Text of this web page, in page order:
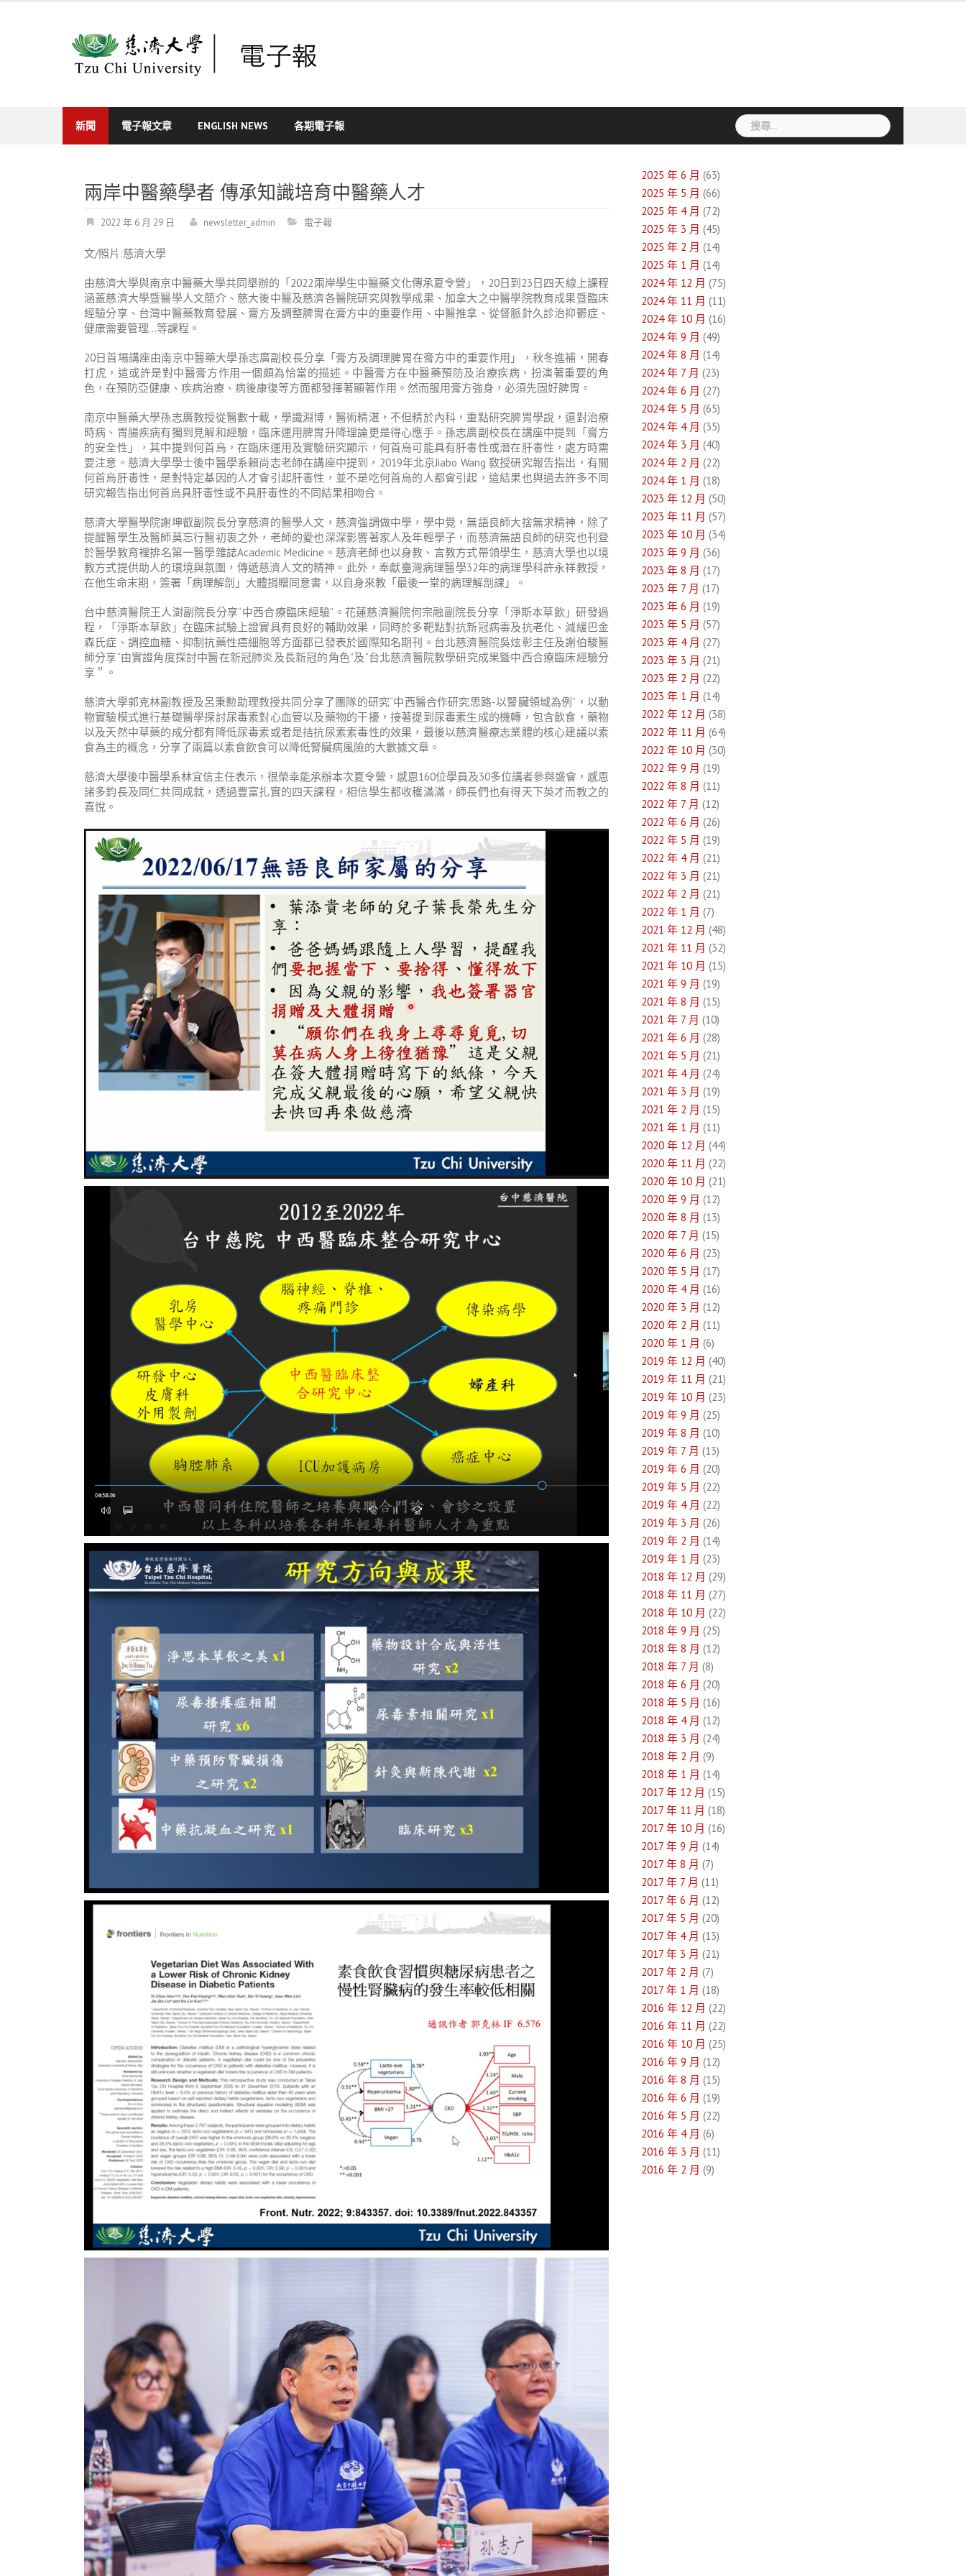
新聞 電子報文章 ENGLISH NEWS 各期電子報
搜
尋
兩岸中醫藥學者 傳承知識培育中醫藥人才
2022 年 6 月 29 日 newsletter_admin 電子報
文/照片:慈濟大學
由慈濟大學與南京中醫藥大學共同舉辦的「2022兩岸學生中醫藥文化傳承夏令營」，20日到23日四天線上課程
涵蓋慈濟大學暨醫學人文簡介、慈大後中醫及慈濟各醫院研究與教學成果、加拿大之中醫學院教育成果暨臨床
經驗分享、台灣中醫藥教育發展、膏方及調整脾胃在膏方中的重要作用、中醫推拿、從督脈針久診治抑鬱症、
健康需要管理…等課程。
20日首場講座由南京中醫藥大學孫志廣副校長分享「膏方及調理脾胃在膏方中的重要作用」，秋冬進補，開春
打虎，這或許是對中醫膏方作用一個頗為恰當的描述。中醫膏方在中醫藥預防及治療疾病，扮演著重要的角
色，在預防亞健康、疾病治療、病後康復等方面都發揮著顯著作用。然而服用膏方強身，必須先固好脾胃。
南京中醫藥大學孫志廣教授從醫數十載，學識淵博，醫術精湛，不但精於內科，重點研究脾胃學說，還對治療
時病、胃腸疾病有獨到見解和經驗，臨床運用脾胃升降理論更是得心應手。孫志廣副校長在講座中提到「膏方
的安全性」，其中提到何首烏，在臨床運用及實驗研究顯示，何首烏可能具有肝毒性或潛在肝毒性，處方時需
要注意。慈濟大學學士後中醫學系賴尚志老師在講座中提到，2019年北京Jiabo Wang 敎授研究報告指出，有關
何首烏肝毒性，是對特定基因的人才會引起肝毒性，並不是吃何首烏的人都會引起，這結果也與過去許多不同
研究報告指出何首烏具肝毒性或不具肝毒性的不同結果相吻合。
慈濟大學醫學院謝坤叡副院長分享慈濟的醫學人文，慈濟強調做中學，學中覺，無語良師大捨無求精神，除了
提醒醫學生及醫師莫忘行醫初衷之外，老師的愛也深深影響著家人及年輕學子，而慈濟無語良師的研究也刊登
於醫學教育裡排名第一醫學雜誌Academic Medicine。慈濟老師也以身教、言教方式帶領學生，慈濟大學也以境
教方式提供助人的環境與氛圍，傳遞慈濟人文的精神。此外，奉獻臺灣病理醫學32年的病理學科許永祥教授，
在他生命末期，簽署「病理解剖」大體捐贈同意書，以自身來教「最後一堂的病理解剖課」。
台中慈濟醫院王人澍副院長分享“中西合療臨床經驗”。花蓮慈濟醫院何宗融副院長分享「淨斯本草飲」研發過
程，「淨斯本草飲」在臨床試驗上證實具有良好的輔助效果，同時於多靶點對抗新冠病毒及抗老化、減緩巴金
森氏症、調控血糖、抑制抗藥性癌細胞等方面都已發表於國際知名期刊。台北慈濟醫院吳炫彰主任及謝伯駿醫
師分享“由實證角度探討中醫在新冠肺炎及長新冠的角色”及“台北慈濟醫院教學研究成果曁中西合療臨床經驗分
享＂。
慈濟大學郭克林副教授及呂秉勲助理教授共同分享了團隊的研究“中西醫合作研究思路-以腎臟領域為例”，以動
物實驗模式進行基礎醫學探討尿毒素對心血管以及藥物的干擾，接著提到尿毒素生成的機轉，包含飲食，藥物
以及天然中草藥的成分都有降低尿毒素或者是拮抗尿素素毒性的效果，最後以慈濟醫療志業體的核心建議以素
食為主的概念，分享了兩篇以素食飲食可以降低腎臟病風險的大數據文章。
慈濟大學後中醫學系林宜信主任表示，很榮幸能承辦本次夏令營，感恩160位學員及30多位講者參與盛會，感恩
諸多鈞長及同仁共同成就，透過豐富扎實的四天課程，相信學生都收穫滿滿，師長們也有得天下英才而教之的
喜悅。
2025 年 6 月 (63)
2025 年 5 月 (66)
2025 年 4 月 (72)
2025 年 3 月 (45)
2025 年 2 月 (14)
2025 年 1 月 (14)
2024 年 12 月 (75)
2024 年 11 月 (11)
2024 年 10 月 (16)
2024 年 9 月 (49)
2024 年 8 月 (14)
2024 年 7 月 (23)
2024 年 6 月 (27)
2024 年 5 月 (65)
2024 年 4 月 (35)
2024 年 3 月 (40)
2024 年 2 月 (22)
2024 年 1 月 (18)
2023 年 12 月 (50)
2023 年 11 月 (57)
2023 年 10 月 (34)
2023 年 9 月 (36)
2023 年 8 月 (17)
2023 年 7 月 (17)
2023 年 6 月 (19)
2023 年 5 月 (57)
2023 年 4 月 (27)
2023 年 3 月 (21)
2023 年 2 月 (22)
2023 年 1 月 (14)
2022 年 12 月 (38)
2022 年 11 月 (64)
2022 年 10 月 (30)
2022 年 9 月 (19)
2022 年 8 月 (11)
2022 年 7 月 (12)
2022 年 6 月 (26)
2022 年 5 月 (19)
2022 年 4 月 (21)
2022 年 3 月 (21)
2022 年 2 月 (21)
2022 年 1 月 (7)
2021 年 12 月 (48)
2021 年 11 月 (32)
2021 年 10 月 (15)
2021 年 9 月 (19)
2021 年 8 月 (15)
2021 年 7 月 (10)
2021 年 6 月 (28)
2021 年 5 月 (21)
2021 年 4 月 (24)
2021 年 3 月 (19)
2021 年 2 月 (15)
2021 年 1 月 (11)
2020 年 12 月 (44)
2020 年 11 月 (22)
2020 年 10 月 (21)
2020 年 9 月 (12)
2020 年 8 月 (13)
2020 年 7 月 (15)
2020 年 6 月 (23)
2020 年 5 月 (17)
2020 年 4 月 (16)
2020 年 3 月 (12)
2020 年 2 月 (11)
2020 年 1 月 (6)
2019 年 12 月 (40)
2019 年 11 月 (21)
2019 年 10 月 (23)
2019 年 9 月 (25)
2019 年 8 月 (10)
2019 年 7 月 (13)
2019 年 6 月 (20)
2019 年 5 月 (22)
2019 年 4 月 (22)
2019 年 3 月 (26)
2019 年 2 月 (14)
2019 年 1 月 (23)
2018 年 12 月 (29)
2018 年 11 月 (27)
2018 年 10 月 (22)
2018 年 9 月 (25)
2018 年 8 月 (12)
2018 年 7 月 (8)
2018 年 6 月 (20)
2018 年 5 月 (16)
2018 年 4 月 (12)
2018 年 3 月 (24)
2018 年 2 月 (9)
2018 年 1 月 (14)
2017 年 12 月 (15)
2017 年 11 月 (18)
2017 年 10 月 (16)
2017 年 9 月 (14)
2017 年 8 月 (7)
2017 年 7 月 (11)
2017 年 6 月 (12)
2017 年 5 月 (20)
2017 年 4 月 (13)
2017 年 3 月 (21)
2017 年 2 月 (7)
2017 年 1 月 (18)
2016 年 12 月 (22)
2016 年 11 月 (22)
2016 年 10 月 (25)
2016 年 9 月 (12)
2016 年 8 月 (15)
2016 年 6 月 (19)
2016 年 5 月 (22)
2016 年 4 月 (6)
2016 年 3 月 (11)
2016 年 2 月 (9)